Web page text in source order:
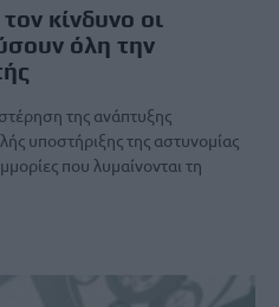
κίνδυνο οι
όλη την
της ανάπτυξης
υποστήριξης της αστυνομίας
που λυμαίνονται τη